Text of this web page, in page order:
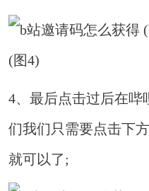
4、最后点击过后在哔
们我们只需要点击下
就可以了;